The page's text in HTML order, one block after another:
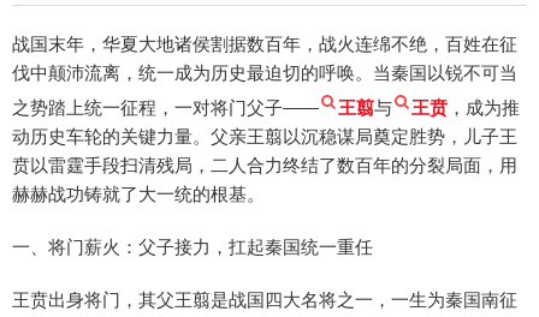
战国末年，华夏大地诸侯割据数百年，战火连绵不绝，百姓在征
伐中颠沛流离，统一成为历史最迫切的呼唤。当秦国以锐不可当
之势踏上统一征程，一对将门父子——
王翦与 王贲 ，成为推
动历史车轮的关键力量。父亲王翦以沉稳谋局奠定胜势，儿子王
贲以雷霆手段扫清残局，二人合力终结了数百年的分裂局面，用
赫赫战功铸就了大一统的根基。
一、将门薪火：父子接力，扛起秦国统一重任
王贲出身将门，其父王翦是战国四大名将之一，一生为秦国南征